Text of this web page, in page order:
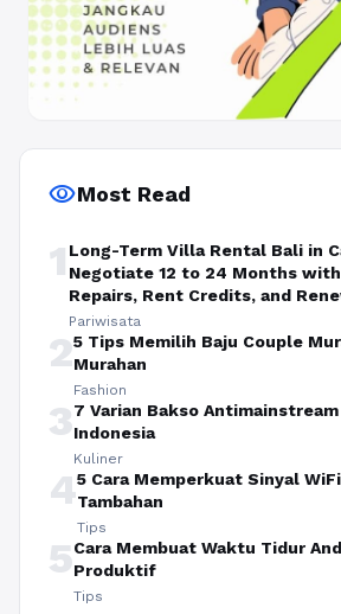
visibilityMost Read
1 Long-Term Villa Rental Bali in
Negotiate 12 to 24 Months
Repairs, Rent Credits, and
Pariwisata
25 Tips Memilih Baju Couple
Murahan
Fashion
37 Varian Bakso
Indonesia
Kuliner
45 Cara Memperkuat Sinyal
Tambahan
Tips
5Cara Membuat Waktu Tidur
Produktif
Tips